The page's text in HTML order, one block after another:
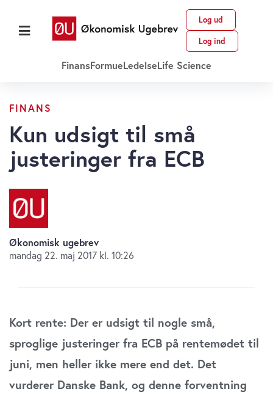
Log ud
Log ind
FinansFormueLedelseLife Science
FINANS
Kun udsigt til små
justeringer fra ECB
Økonomisk ugebrev
mandag 22. maj 2017 kl. 10:26
Kort rente: Der er udsigt til nogle små,
sproglige justeringer fra ECB på rentemødet til
juni, men heller ikke mere end det. Det
vurderer Danske Bank, og denne forventning